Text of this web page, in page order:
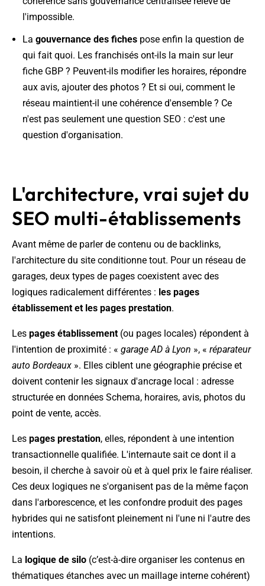
l'impossible.
Lagouvernance des fiches pose enfin la question de
qui fait quoi. Les franchisés ont-ils la main sur leur
fiche GBP ? Peuvent-ils modifier les horaires, répondre
aux avis, ajouter des photos ? Et si oui, comment le
réseau maintient-il une cohérence d'ensemble ? Ce
n'est pas seulement une question SEO : c'est une
question d'organisation.
L'architecture, vrai sujet du
SEO multi-établissements
Avant même de parler de contenu ou de backlinks,
l'architecture du site conditionne tout. Pour un réseau de
garages, deux types de pages coexistent avec des
logiques radicalement différentes : les pages
établissement et les pages prestation.
Les pages établissement(ou pages locales) répondent à
l'intention de proximité : « garage AD à Lyon », « réparateur
auto Bordeaux ». Elles ciblent une géographie précise et
doivent contenir les signaux d'ancrage local : adresse
structurée en données Schema, horaires, avis, photos du
point de vente, accès.
Les pages prestation, elles, répondent à une intention
transactionnelle qualifiée. L'internaute sait ce dont il a
besoin, il cherche à savoir où et à quel prix le faire réaliser.
Ces deux logiques ne s'organisent pas de la même façon
dans l'arborescence, et les confondre produit des pages
hybrides qui ne satisfont pleinement ni l'une ni l'autre des
intentions.
La logique de silo (c’est-à-dire organiser les contenus en
thématiques étanches avec un maillage interne cohérent)